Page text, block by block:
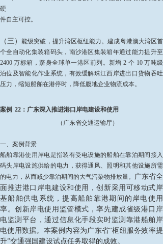
硬
件自主可控。
（三）能级突破，提升湾区枢纽能力。建成粤港澳大湾区首
个全自动化集装箱码头，南沙港区集装箱年通过能力提升至
2400 万标箱，跻身全球单一港区前列。新增 2 个 10 万吨级
泊位及智能化作业系统，有效缓解珠江西岸进出口货物吞吐
压力，缩短船舶在港停时，降低腹地企业物流成本。
案例 22：广东深入推进港口岸电建设和使用
（广东省交通运输厅）
一、案例背景
船舶靠港使用岸电是指装有受电设施的船舶在靠泊期间接入
码头岸电设施供给的电力，获得通风、照明和其他设施所需
的电力，从而减少靠泊期间的大气污染物排放量。 广东省全
面推进港口岸电建设和使用，创新采用可移动式岸
基船舶供电系统，提高船舶靠港期间的岸电使用
率。创新岸电使用监管模式，率先建成省级港口岸
电监测平台，通过信息化手段实时监测靠港船舶岸
电使用数据。本案例内容为广东省“枢纽服务效率提
升”交通强国建设试点任务取得的成效。